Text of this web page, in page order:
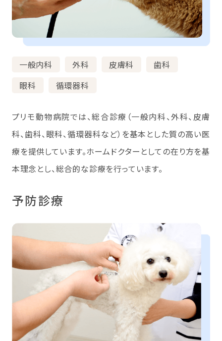
一般内科 外科 皮膚科
歯科
眼科
循環器科
プリモ動物病院では、総合診療（一般内科、外科、皮膚
科、歯科、眼科、循環器科など）を基本とした質の高い医
療を提供しています。ホームドクターとしての在り方を基
本理念とし、総合的な診療を行っています。
予防診療